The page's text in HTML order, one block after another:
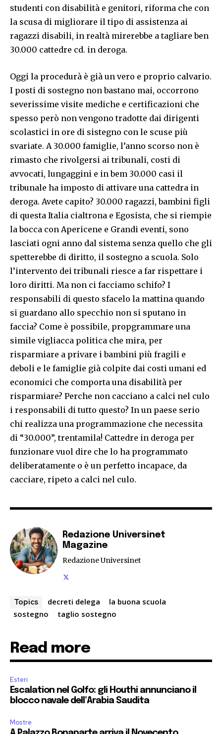
studenti con disabilità e genitori, riforma che con
la scusa di migliorare il tipo di assistenza ai
ragazzi disabili, in realtà mirerebbe a tagliare ben
30.000 cattedre cd. in deroga.
Oggi la procedurà è già un vero e proprio calvario.
I posti di sostegno non bastano mai, occorrono
severissime visite mediche e certificazioni che
spesso però non vengono tradotte dai dirigenti
scolastici in ore di sistegno con le scuse più
svariate. A 30.000 famiglie, l’anno scorso non è
rimasto che rivolgersi ai tribunali, costi di
avvocati, lungaggini e in bem 30.000 casi il
tribunale ha imposto di attivare una cattedra in
deroga. Avete capito? 30.000 ragazzi, bambini figli
di questa Italia cialtrona e Egosista, che si riempie
la bocca con Apericene e Grandi eventi, sono
lasciati ogni anno dal sistema senza quello che gli
spetterebbe di diritto, il sostegno a scuola. Solo
l’intervento dei tribunali riesce a far rispettare i
loro diritti. Ma non ci facciamo schifo? I
responsabili di questo sfacelo la mattina quando
si guardano allo specchio non si sputano in
faccia? Come è possibile, propgrammare una
simile vigliacca politica che mira, per
risparmiare a privare i bambini più fragili e
deboli e le famiglie già colpite dai costi umani ed
economici che comporta una disabilità per
risparmiare? Perche non cacciano a calci nel culo
i responsabili di tutto questo? In un paese serio
chi realizza una programmazione che necessita
di “30.000”, trentamila! Cattedre in deroga per
funzionare vuol dire che lo ha programmato
deliberatamente o è un perfetto incapace, da
cacciare, ripeto a calci nel culo.
Redazione Universinet
Magazine
Redazione Universinet
Topics decreti delega
la buona scuola
sostegno
taglio sostegno
Read more
Esteri
Escalation nel Golfo: gli Houthi annunciano il
blocco navale dell’Arabia Saudita
Mostre